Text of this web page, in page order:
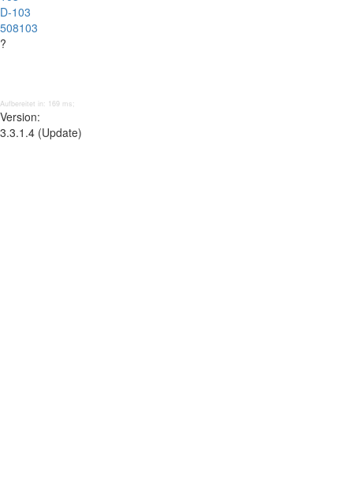
D-103
508103
?
Aufbereitet in: 169 ms;
Version:
3.3.1.4 (Update)